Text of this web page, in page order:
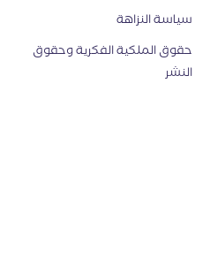
سياسة النزاهة
حقوق الملكية الفكرية وحقوق
النشر